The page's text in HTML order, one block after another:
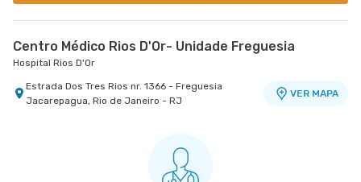
Centro Médico Rios D'Or- Unidade Freguesia
Hospital Rios D'Or
Estrada Dos Tres Rios nr. 1366 - Freguesia
Jacarepagua, Rio de Janeiro - RJ
VER MAPA